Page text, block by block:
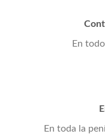
En
En toda la